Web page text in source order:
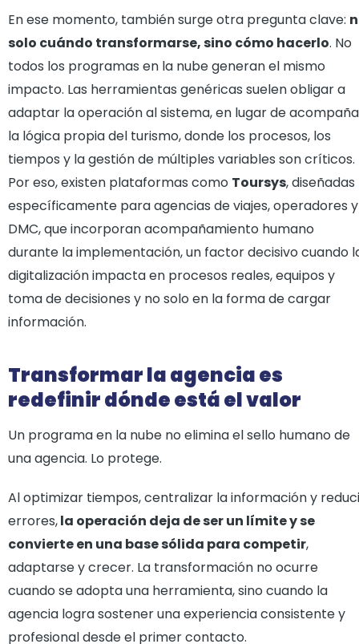
En ese momento, también surge otra pregunta clave:
solo cuándo transformarse, sino cómo hacerlo. No
todos los programas en la nube generan el mismo
impacto. Las herramientas genéricas suelen obligar a
adaptar la operación al sistema, en lugar de
la lógica propia del turismo, donde los procesos, los
tiempos y la gestión de múltiples variables son críticos.
Por eso, existen plataformas como Toursys, diseñadas
específicamente para agencias de viajes, operadores y
DMC, que incorporan acompañamiento humano
durante la implementación, un factor decisivo cuando
digitalización impacta en procesos reales, equipos y
toma de decisiones y no solo en la forma de cargar
información.
Transformar la agencia es
redefinir dónde está el valor
Un programa en la nube no elimina el sello humano de
una agencia. Lo protege.
Al optimizar tiempos, centralizar la información y
errores,la operación deja de ser un límite y se
convierte en una base sólida para competir,
adaptarse y crecer. La transformación no ocurre
cuando se adopta una herramienta, sino cuando la
agencia logra sostener una experiencia consistente y
profesional desde el primer contacto.